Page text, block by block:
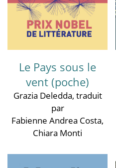
Le Pays sous le
vent (poche)
Grazia Deledda, traduit
par
Fabienne Andrea Costa,
Chiara Monti